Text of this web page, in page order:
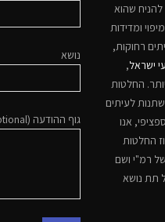
להניח שהוא
ומדידות
רחוקות,
ישראל,
החלטות
לעיתים
אנו
החלטות
רמ"י ושם
נושא
גוף ההודעה (optional)